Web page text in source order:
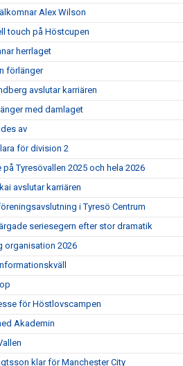
Alex Wilson
touch på Höstcupen
herrlaget
förlänger
avslutar karriären
med damlaget
av
för division 2
Tyresövallen 2025 och hela 2026
avslutar karriären
i Tyresö Centrum
seriesegern efter stor dramatik
organisation 2026
för Höstlovscampen
Akademin
klar för Manchester City